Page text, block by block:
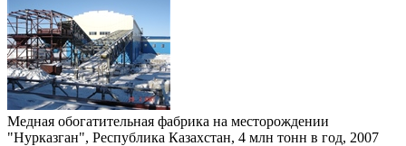
Медная обогатительная фабрика на месторождении
"Нурказган", Республика Казахстан, 4 млн тонн в год, 2007